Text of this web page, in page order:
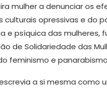
mulher a denunciar os
culturais opressivas e do
e psíquica das mulheres,
de Solidariedade das
feminismo e
a si mesma como